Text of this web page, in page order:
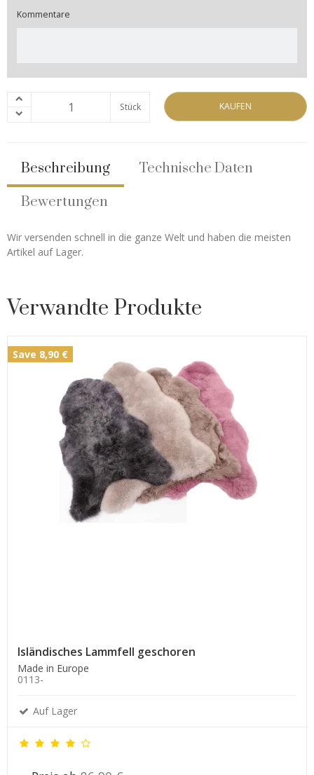
Kommentare
Stück KAUFEN
Beschreibung
Technische Daten
Bewertungen
Wir versenden schnell in die ganze Welt und haben die meisten
Artikel auf Lager.
Verwandte Produkte
Save 8,90 €
Isländisches Lammfell geschoren
Made in Europe
0113-
Auf Lager